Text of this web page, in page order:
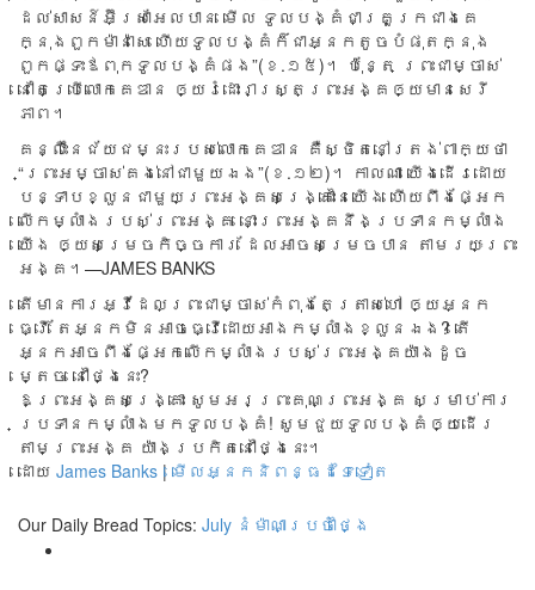
ដល់​សាសន៍​អ៊ីស្រាអែល​បាន មើល ទូលបង្គំ​ជា​គ្រួ​ក្រ​ជាង​គេ​
ក្នុង​ពួក​ម៉ាន៉ាសេ ហើយ​ទូលបង្គំ​ក៏​ជា​អ្នក​តូច​បំផុត​ក្នុង​
ពួក​ផ្ទះ​ឪពុក​ទូលបង្គំ​ផង”(ខ.១៥)។ ប៉ុន្តែ ព្រះ​ជា​ម្ចាស់​
នៅ​តែ​ប្រើ​លោក​គេឌាន ឲ្យ​រំដោះ​រាស្រ្ត​ព្រះ​អង្គ​ឲ្យ​មាន​សេរី
ភាព។​
គន្លឹះ​នៃ​ជ័យ​ជម្នះ​របស់​លោក​គេឌាន ​​គឺស្ថិត​នៅ​ត្រង់​ពាក្យ​ថា
“ព្រះ​អម្ចាស់​គង់​នៅ​ជា​មួយ​ឯង”(ខ.១២)។ កាល​ណា យើងដើរ​ដោយ​
បន្ទាប​ខ្លួន​ជា​មួយ​ព្រះ​អង្គ​សង្រ្គោះនៃ​យើង ហើយ​ពឹង​ផ្អែក​
លើ​កម្លាំង​របស់​ព្រះ​អង្គ ​នោះ​ព្រះ​អង្គ​នឹង​ប្រទាន​កម្លាំង​
យើង ឲ្យ​សម្រេច​កិច្ច​ការ ដែល​អាច​សម្រេច​បាន តាម​រយៈ​ព្រះ​
អង្គ។​—JAMES BANKS
តើមានការអ្វីដែលព្រះជាម្ចាស់កំពុងតែត្រាស់ហៅ ឲ្យអ្នក
ធ្វើ តែអ្នកមិនអាចធ្វើដោយអាងកម្លាំងខ្លួនឯង? តើ
អ្នកអាចពឹងផ្អែកលើកម្លាំងរបស់ព្រះអង្គយ៉ាងដូច
ម្តេច នៅថ្ងៃនេះ?
ឱព្រះអង្គសង្រ្គោះ សូមអរព្រះគុណព្រះអង្គ សម្រាប់ការ
ប្រទានកម្លាំងមកទូលបង្គំ! សូមជួយទូលបង្គំឲ្យដើរ
តាមព្រះអង្គ យ៉ាងប្រកិតនៅថ្ងៃនេះ។
ដោយ James Banks | មើលអ្នកនិពន្ធដទៃទៀត
Our Daily Bread Topics: July នំម៉ាណាប្រចាំថ្ងៃ